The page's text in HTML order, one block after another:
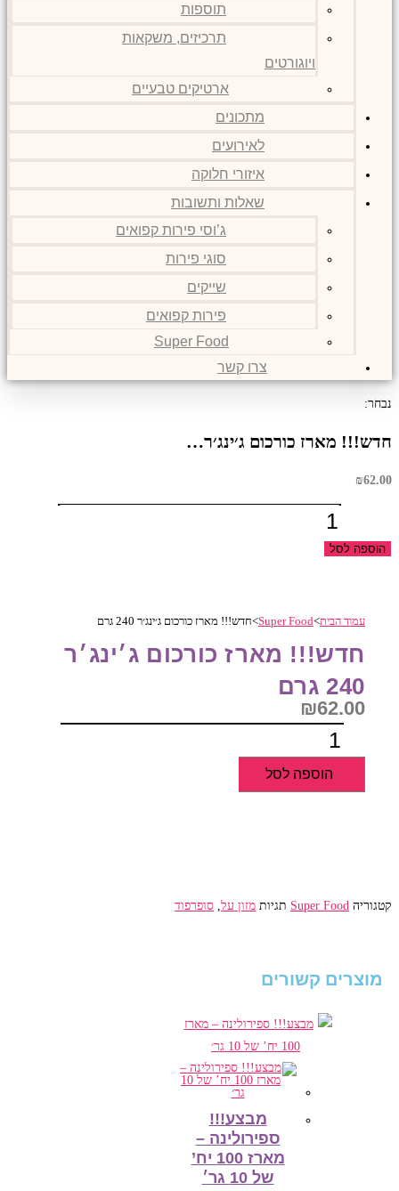
תוספות
תרכיזים, משקאות
ויוגורטים
ארטיקים טבעיים
מתכונים
לאירועים
איזורי חלוקה
שאלות ותשובות
ג’וסי פירות קפואים
סוגי פירות
שייקים
פירות קפואים
Super Food
צרו קשר
נבחר:
חדש!!! מארז כורכום ג׳ינג׳ר…
₪62.00
כמות
חדש!!!
ג׳ינג׳ר
240
הוספה לסל
עמוד הבית>
Super Food
>חדש!!! מארז כורכום ג׳ינג׳ר 240 גרם
חדש!!! מארז כורכום ג׳ינג׳ר
240 גרם
₪62.00
כמות
של
חדש!!!
הוספה לסל
קטגוריה Super Food תגיות מזון על, סופרפוד
מוצרים קשורים
מבצע!!!
ספירולינה –
מארז 100 יח’
של 10 גר׳